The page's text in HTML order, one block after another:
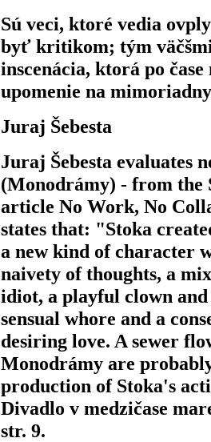
Sú veci, ktoré vedia
byť kritikom; tým
inscenácia, ktorá po
upomenie na
Juraj Šebesta
Juraj Šebesta evaluates
(Monodrámy) - from the
article No Work, No
states that: "Stoka
a new kind of character
naivety of thoughts, a
idiot, a playful clown and
sensual whore and a
desiring love. A sewer
Monodrámy are
production of Stoka's
Divadlo v medzičase
str. 9.